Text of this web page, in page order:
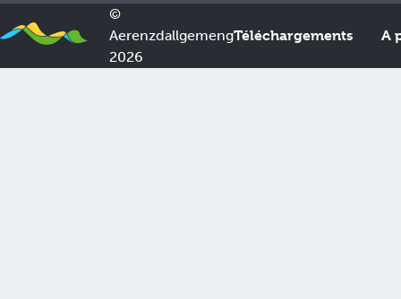
©
Aerenzdallgemeng
2026
Téléchargements A